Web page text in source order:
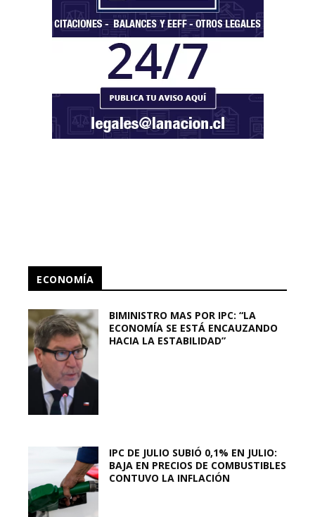
ECONOMÍA
BIMINISTRO MAS POR IPC: “LA
ECONOMÍA SE ESTÁ ENCAUZANDO
HACIA LA ESTABILIDAD”
IPC DE JULIO SUBIÓ 0,1% EN JULIO:
BAJA EN PRECIOS DE COMBUSTIBLES
CONTUVO LA INFLACIÓN